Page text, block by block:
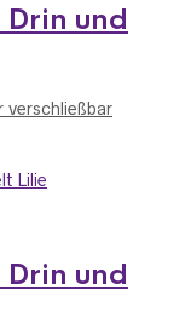
und
verschließbar
und